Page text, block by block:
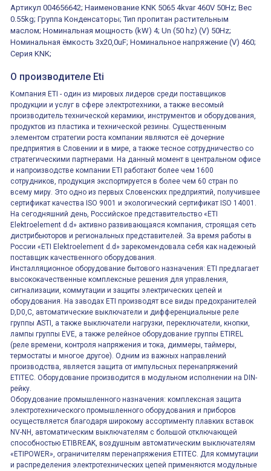
оранжевый
230VAC 130мм
ВКН8108
ВКН8108
Концевой
выключатель /
регулируемый
ролик
800202300000С
многофункциональные
0.1cек.-10 дней, 10
функций/режимов
Артикул 004656642; Наименование KNK 5065 4kvar 460V 50Hz; Вес
0.55kg; Группа Конденсаторы; Тип пропитан растительным
маслом; Номинальная мощность (kW) 4; Un (50 hz) (V) 50Hz;
Номинальная ёмкость 3x20,0uF; Номинальное напряжение (V) 460;
Серия KNK;
О производителе Eti
Компания ETI - один из мировых лидеров среди поставщиков
продукции и услуг в сфере электротехники, а также весомый
производитель технической керамики, инструментов и оборудования,
продуктов из пластика и технической резины. Существенным
элементом стратегии роста компании являются её дочерние
предприятия в Словении и в мире, а также тесное сотрудничество со
стратегическими партнерами. На данный момент в центральном офисе
и напроизводстве компании ETI работают более чем 1600
сотрудников, продукция экспортируется в более чем 60 стран по
всему миру. Это одно из первых Словенских предприятий, получившее
сертификат качества ISO 9001 и экологический сертификат ISO 14001.
На сегодняшний день, Российское представительство «ETI
Elektroelement d.d» активно развивающаяся компания, строящая сеть
дистрибьюторов и региональных представителей. За время работы в
России «ETI Elektroelement d.d» зарекомендовала себя как надежный
поставщик качественного оборудования.
Инсталляционное оборудование бытового назначения: ETI предлагает
высококачественные комплексные решения для управления,
сигнализации, коммутации и защиты электрических цепей и
оборудования. На заводах ETI производят все виды предохранителей
D,D0,C, автоматические выключатели и дифференциальные реле
группы ASTI, а также выключатели нагрузки, переключатели, кнопки,
лампы группы EVE, а также релейное оборудование группы ETIREL
(реле времени, контроля напряжения и тока, диммеры, таймеры,
термостаты и многое другое). Одним из важных направлений
производства, является защита от импульсных перенапряжений
ETITEC. Оборудование производится в модульном исполнении на DIN-
рейку.
Оборудование промышленного назначения: комплексная защита
электротехнического промышленного оборудования и приборов
осуществляется благодаря широкому ассортименту плавких вставок
NV-NH, автоматическим выключателям с большой отключающей
способностью ETIBREAK, воздушным автоматическим выключателям
«ETIPOWER», ограничителям перенапряжения ETITEC. Для коммутации
и распределения электротехнических цепей применяются модульные